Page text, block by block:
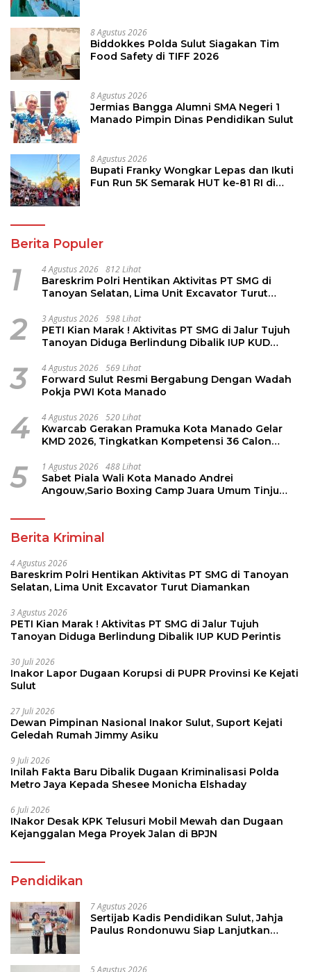
8 Agustus 2026
Biddokkes Polda Sulut Siagakan Tim
Food Safety di TIFF 2026
8 Agustus 2026
Jermias Bangga Alumni SMA Negeri 1
Manado Pimpin Dinas Pendidikan Sulut
8 Agustus 2026
Bupati Franky Wongkar Lepas dan Ikuti
Fun Run 5K Semarak HUT ke-81 RI di
Berita Populer
1 4 Agustus 2026 812 Lihat
Bareskrim Polri Hentikan Aktivitas PT SMG di
Tanoyan Selatan, Lima Unit Excavator Turut
2 3 Agustus 2026 598 Lihat
PETI Kian Marak ! Aktivitas PT SMG di Jalur Tujuh
Tanoyan Diduga Berlindung Dibalik IUP KUD
3 4 Agustus 2026 569 Lihat
Forward Sulut Resmi Bergabung Dengan Wadah
Pokja PWI Kota Manado
4 4 Agustus 2026 520 Lihat
Kwarcab Gerakan Pramuka Kota Manado Gelar
KMD 2026, Tingkatkan Kompetensi 36 Calon
5 1 Agustus 2026 488 Lihat
Sabet Piala Wali Kota Manado Andrei
Angouw,Sario Boxing Camp Juara Umum Tinju
Berita Kriminal
4 Agustus 2026
Bareskrim Polri Hentikan Aktivitas PT SMG di Tanoyan
Selatan, Lima Unit Excavator Turut Diamankan
3 Agustus 2026
PETI Kian Marak ! Aktivitas PT SMG di Jalur Tujuh
Tanoyan Diduga Berlindung Dibalik IUP KUD Perintis
30 Juli 2026
Inakor Lapor Dugaan Korupsi di PUPR Provinsi Ke Kejati
Sulut
27 Juli 2026
Dewan Pimpinan Nasional Inakor Sulut, Suport Kejati
Geledah Rumah Jimmy Asiku
9 Juli 2026
Inilah Fakta Baru Dibalik Dugaan Kriminalisasi Polda
Metro Jaya Kepada Shesee Monicha Elshaday
6 Juli 2026
INakor Desak KPK Telusuri Mobil Mewah dan Dugaan
Kejanggalan Mega Proyek Jalan di BPJN
Pendidikan
7 Agustus 2026
Sertijab Kadis Pendidikan Sulut, Jahja
Paulus Rondonuwu Siap Lanjutkan
5 Agustus 2026